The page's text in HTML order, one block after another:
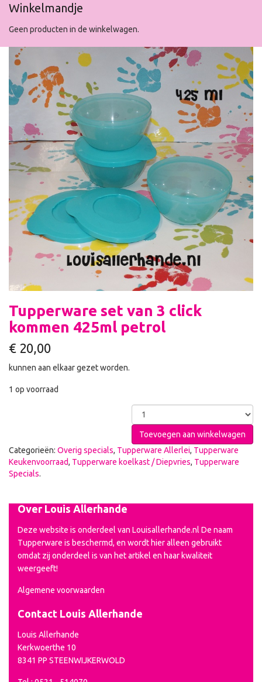
Winkelmandje
Geen producten in de winkelwagen.
Tupperware set van 3 click
kommen 425ml petrol
€ 20,00
kunnen aan elkaar gezet worden.
1 op voorraad
Toevoegen aan winkelwagen
Categorieën: Overig specials, Tupperware Allerlei, Tupperware
Keukenvoorraad, Tupperware koelkast / Diepvries, Tupperware
Specials.
Over Louis Allerhande
Deze website is onderdeel van Louisallerhande.nl De naam
Tupperware is beschermd, en wordt hier alleen gebruikt
omdat zij onderdeel is van het artikel en haar kwaliteit
weergeeft!
Algemene voorwaarden
Contact Louis Allerhande
Louis Allerhande
Kerkwoerthe 10
8341 PP STEENWIJKERWOLD